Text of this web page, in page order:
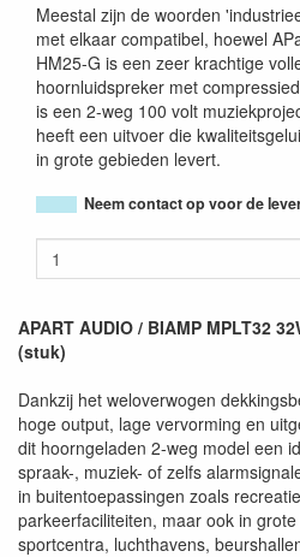
Meestal zijn de woorden
met elkaar compatibel, hoewel
HM25-G is een zeer krachtige
hoornluidspreker met
is een 2-weg 100 volt
heeft een uitvoer die
in grote gebieden levert.
Neem contact op voor de
APART AUDIO / BIAMP MPLT32
(stuk)
Dankzij het weloverwogen
hoge output, lage vervorming en
dit hoorngeladen 2-weg model een
spraak-, muziek- of zelfs
in buitentoepassingen zoals
parkeerfaciliteiten, maar ook in
sportcentra, luchthavens,